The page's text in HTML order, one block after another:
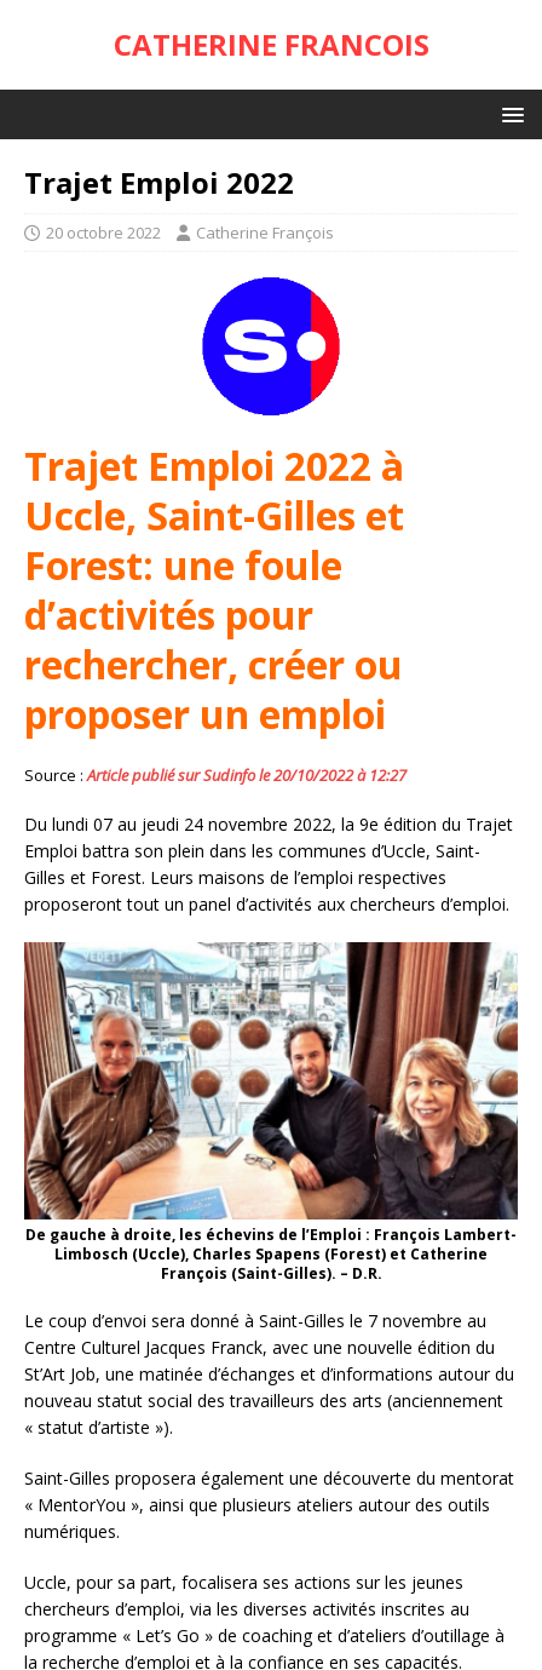
CATHERINE FRANCOIS
Trajet Emploi 2022
20 octobre 2022 Catherine François
Trajet Emploi 2022 à
Uccle, Saint-Gilles et
Forest: une foule
d’activités pour
rechercher, créer ou
proposer un emploi
Source : Article publié sur Sudinfo le 20/10/2022 à 12:27
Du lundi 07 au jeudi 24 novembre 2022, la 9e édition du Trajet
Emploi battra son plein dans les communes d’Uccle, Saint-
Gilles et Forest. Leurs maisons de l’emploi respectives
proposeront tout un panel d’activités aux chercheurs d’emploi.
De gauche à droite, les échevins de l’Emploi : François Lambert-
Limbosch (Uccle), Charles Spapens (Forest) et Catherine
François (Saint-Gilles). – D.R.
Le coup d’envoi sera donné à Saint-Gilles le 7 novembre au
Centre Culturel Jacques Franck, avec une nouvelle édition du
St’Art Job, une matinée d’échanges et d’informations autour du
nouveau statut social des travailleurs des arts (anciennement
« statut d’artiste »).
Saint-Gilles proposera également une découverte du mentorat
« MentorYou », ainsi que plusieurs ateliers autour des outils
numériques.
Uccle, pour sa part, focalisera ses actions sur les jeunes
chercheurs d’emploi, via les diverses activités inscrites au
programme « Let’s Go » de coaching et d’ateliers d’outillage à
la recherche d’emploi et à la confiance en ses capacités.